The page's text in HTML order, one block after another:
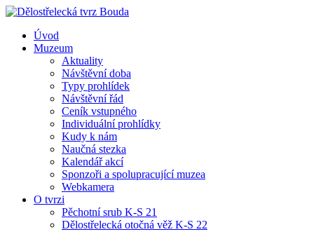
Úvod
Muzeum
Aktuality
Návštěvní doba
Typy prohlídek
Návštěvní řád
Ceník vstupného
Individuální prohlídky
Kudy k nám
Naučná stezka
Kalendář akcí
Sponzoři a spolupracující muzea
Webkamera
O tvrzi
Pěchotní srub K-S 21
Dělostřelecká otočná věž K-S 22